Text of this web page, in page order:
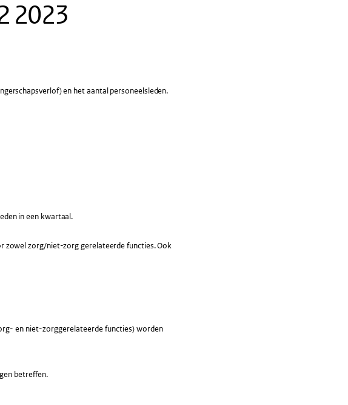
2023
en het aantal personeelsleden.
in een kwartaal.
zowel zorg/niet-zorg gerelateerde functies. Ook
en niet-zorggerelateerde functies) worden
betreffen.